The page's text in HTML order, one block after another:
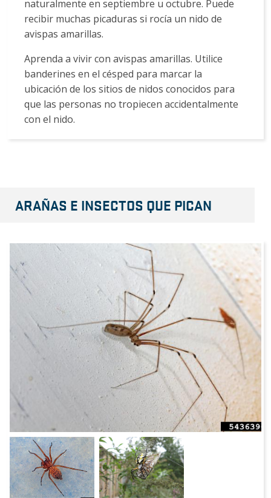
naturalmente en septiembre u octubre. Puede
recibir muchas picaduras si rocía un nido de
avispas amarillas.
Aprenda a vivir con avispas amarillas. Utilice
banderines en el césped para marcar la
ubicación de los sitios de nidos conocidos para
que las personas no tropiecen accidentalmente
con el nido.
ARAÑAS E INSECTOS QUE PICAN